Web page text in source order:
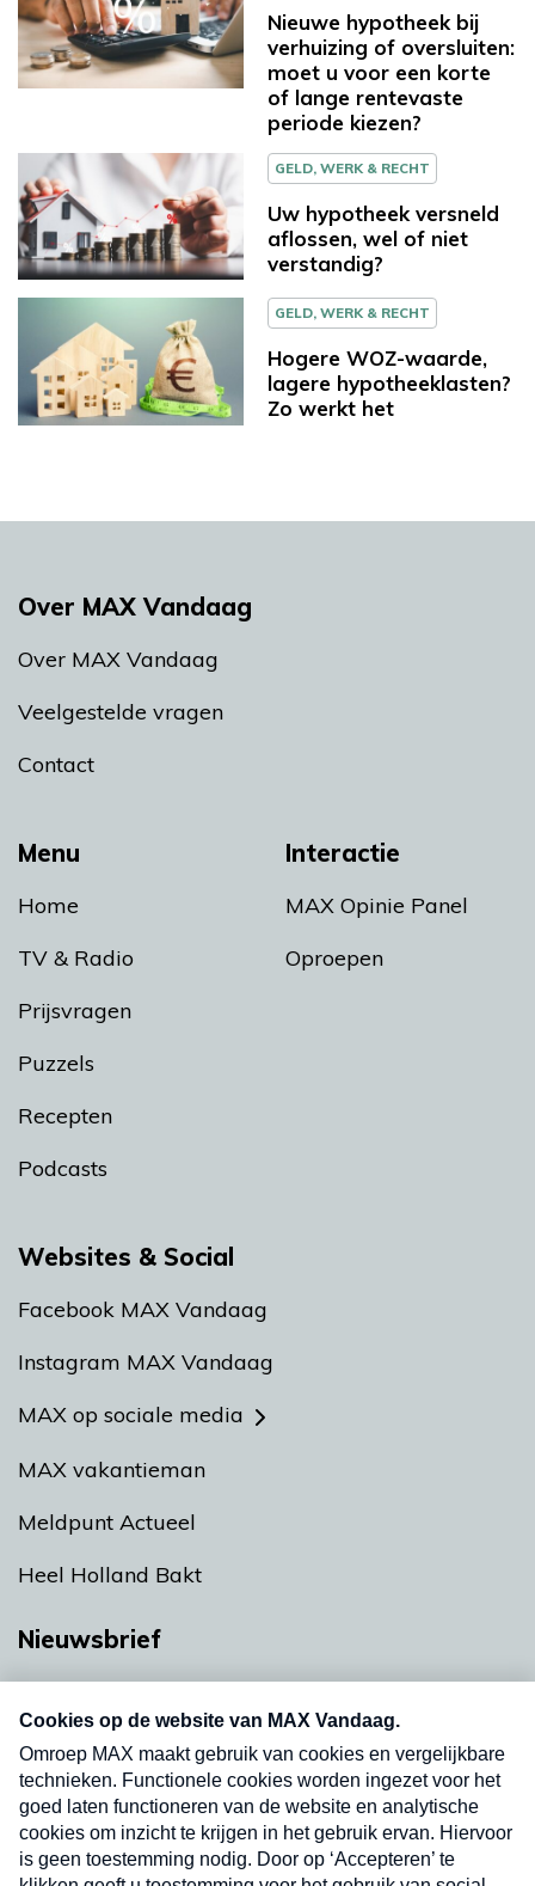
Nieuwe hypotheek bij
verhuizing of oversluiten:
moet u voor een korte
of lange rentevaste
periode kiezen?
GELD, WERK & RECHT
Uw hypotheek versneld
aflossen, wel of niet
verstandig?
GELD, WERK & RECHT
Hogere WOZ-waarde,
lagere hypotheeklasten?
Zo werkt het
Menu
Home
TV & Radio
Prijsvragen
Puzzels
Recepten
Podcasts
Interactie
MAX Opinie Panel
Oproepen
Over MAX Vandaag
Over MAX Vandaag
Veelgestelde vragen
Contact
Websites & Social
Facebook MAX Vandaag
Instagram MAX Vandaag
MAX op sociale media
MAX vakantieman
Meldpunt Actueel
Heel Holland Bakt
Nieuwsbrief
Neem hier een gratis abonnement op onze
nieuwsbrief. Elke vrijdag- en dinsdagochtend in
uw mailbox.
Verzend